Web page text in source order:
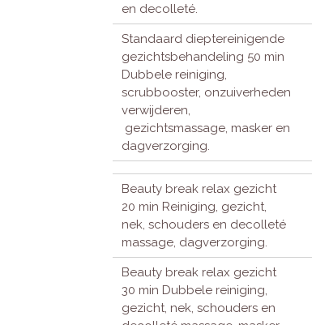
en decolleté.
Standaard dieptereinigende
gezichtsbehandeling 50 min
Dubbele reiniging,
scrubbooster, onzuiverheden
verwijderen,
gezichtsmassage, masker en
dagverzorging.
Beauty break relax gezicht
20 min Reiniging, gezicht,
nek, schouders en decolleté
massage, dagverzorging.
Beauty break relax gezicht
30 min Dubbele reiniging,
gezicht, nek, schouders en